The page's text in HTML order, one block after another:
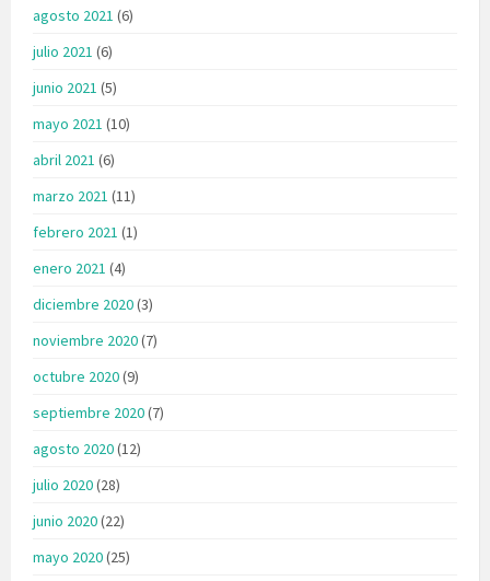
agosto 2021 (6)
julio 2021 (6)
junio 2021 (5)
mayo 2021 (10)
abril 2021 (6)
marzo 2021 (11)
febrero 2021 (1)
enero 2021 (4)
diciembre 2020(3)
noviembre 2020(7)
octubre 2020(9)
septiembre 2020(7)
agosto 2020(12)
julio 2020(28)
junio 2020(22)
mayo 2020(25)